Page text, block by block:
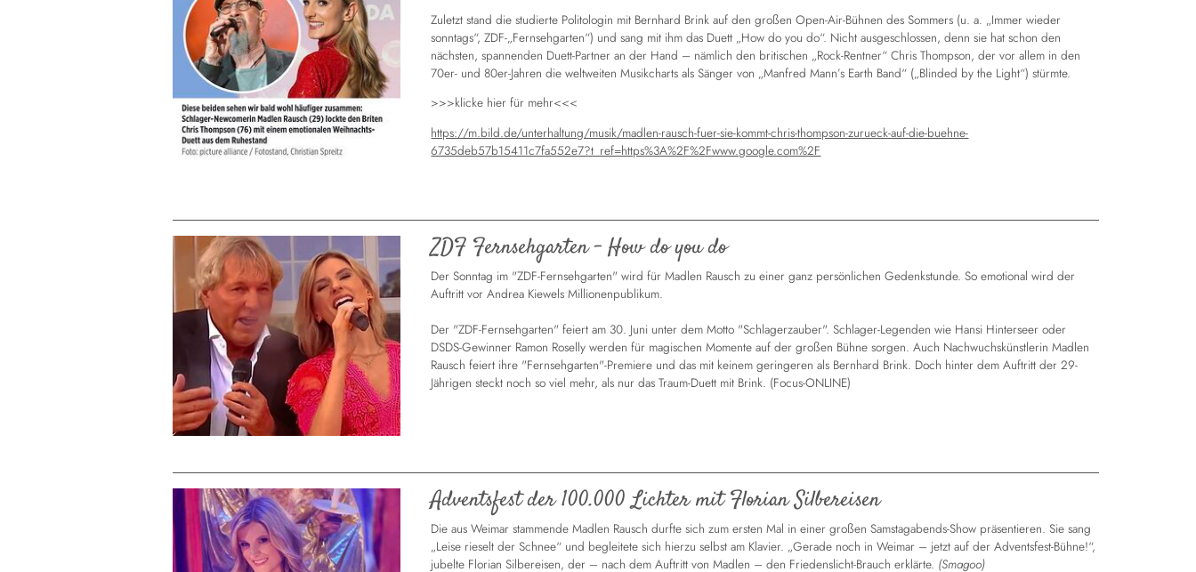
Zuletzt stand die studierte Politologin mit Bernhard Brink auf den großen Open-Air-Bühnen des Sommers (u. a. „Immer wieder
sonntags“, ZDF-„Fernsehgarten“) und sang mit ihm das Duett „How do you do“. Nicht ausgeschlossen, denn sie hat schon den
nächsten, spannenden Duett-Partner an der Hand – nämlich den britischen „Rock-Rentner“ Chris Thompson, der vor allem in den
70er- und 80er-Jahren die weltweiten Musikcharts als Sänger von „Manfred Mann’s Earth Band“ („Blinded by the Light“) stürmte.
>>>klicke hier für mehr<<<
https://m.bild.de/unterhaltung/musik/madlen-rausch-fuer-sie-kommt-chris-thompson-zurueck-auf-die-buehne-
6735deb57b15411c7fa552e7?t_ref=https%3A%2F%2Fwww.google.com%2F
ZDF Fernsehgarten - How do you do
Der Sonntag im "ZDF-Fernsehgarten" wird für Madlen Rausch zu einer ganz persönlichen Gedenkstunde. So emotional wird der
Auftritt vor Andrea Kiewels Millionenpublikum.
Der "ZDF-Fernsehgarten" feiert am 30. Juni unter dem Motto "Schlagerzauber". Schlager-Legenden wie Hansi Hinterseer oder
DSDS-Gewinner Ramon Roselly werden für magischen Momente auf der großen Bühne sorgen. Auch Nachwuchskünstlerin Madlen
Rausch feiert ihre "Fernsehgarten"-Premiere und das mit keinem geringeren als Bernhard Brink. Doch hinter dem Auftritt der 29-
Jährigen steckt noch so viel mehr, als nur das Traum-Duett mit Brink. (Focus-ONLINE)
Adventsfest der 100.000 Lichter mit Florian Silbereisen
Die aus Weimar stammende Madlen Rausch durfte sich zum ersten Mal in einer großen Samstagabends-Show präsentieren. Sie sang
„Leise rieselt der Schnee“ und begleitete sich hierzu selbst am Klavier. „Gerade noch in Weimar – jetzt auf der Adventsfest-Bühne!“,
jubelte Florian Silbereisen, der – nach dem Auftritt von Madlen – den Friedenslicht-Brauch erklärte. (Smagoo)